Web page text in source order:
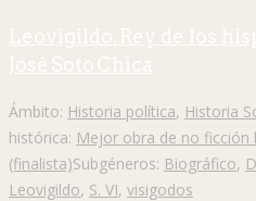
Leovigildo. Rey de los
José Soto Chica
Ámbito: Historia política, Historia
histórica: Mejor obra de no ficción
(finalista)Subgéneros: Biográfico,
Leovigildo, S. VI, visigodos